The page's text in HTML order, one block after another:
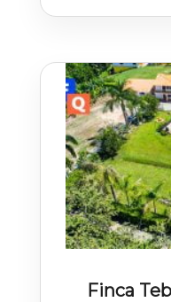
Finca